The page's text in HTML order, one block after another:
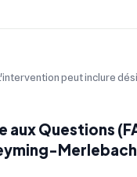
peut inclure
aux Questions
Merlebach